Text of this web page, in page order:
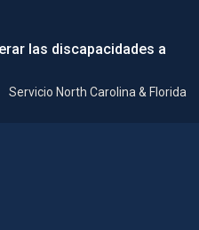
las discapacidades a
Servicio North Carolina & Florida